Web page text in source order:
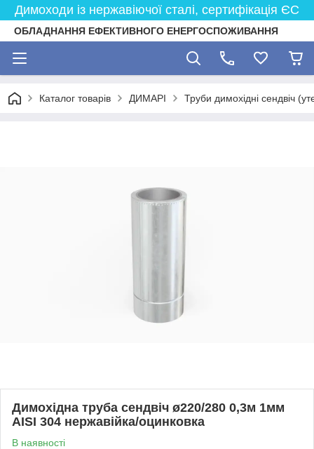
Димоходи із нержавіючої сталі, сертифікація ЄС
ОБЛАДНАННЯ ЕФЕКТИВНОГО ЕНЕРГОСПОЖИВАННЯ
Каталог товарів ДИМАРІ Труби димохідні сендвіч
Димохідна труба сендвіч ø220/280 0,3м 1мм
AISI 304 нержавійка/оцинковка
В наявності